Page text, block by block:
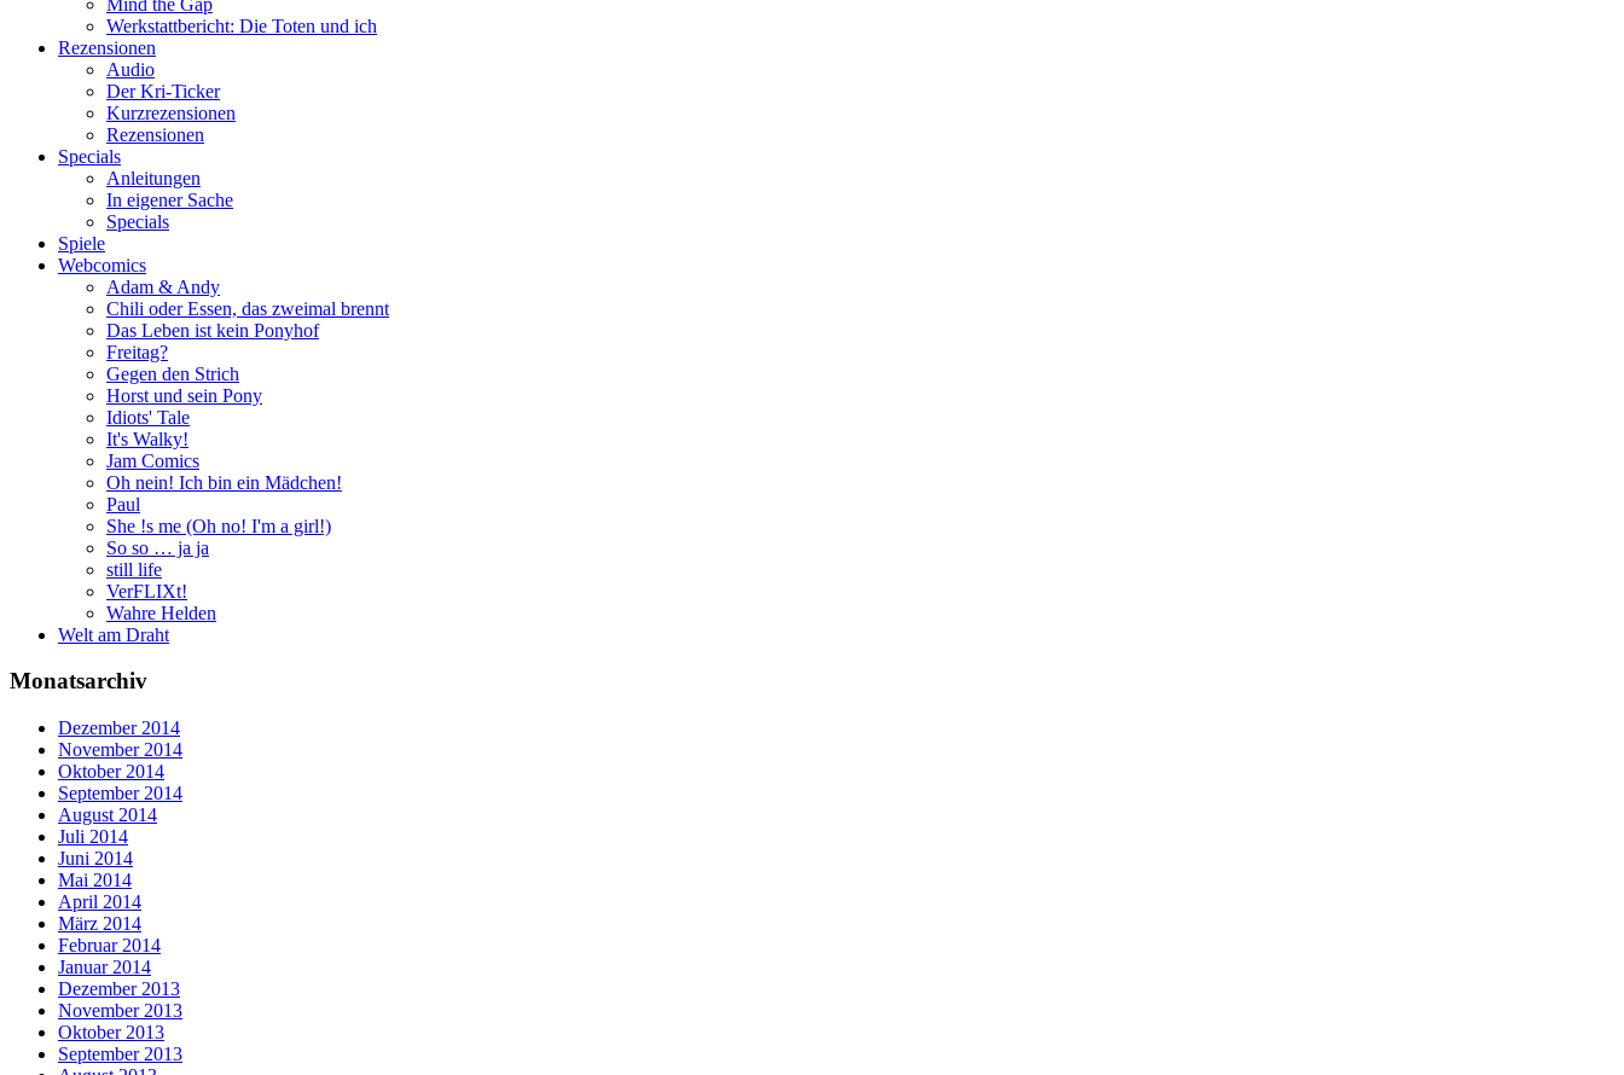
Werkstattbericht: Die Toten und ich
Rezensionen
Audio
Der Kri-Ticker
Kurzrezensionen
Rezensionen
Specials
Anleitungen
In eigener Sache
Specials
Spiele
Webcomics
Adam & Andy
Chili oder Essen, das zweimal brennt
Das Leben ist kein Ponyhof
Freitag?
Gegen den Strich
Horst und sein Pony
Idiots' Tale
It's Walky!
Jam Comics
Oh nein! Ich bin ein Mädchen!
Paul
She !s me (Oh no! I'm a girl!)
So so … ja ja
still life
VerFLIXt!
Wahre Helden
Welt am Draht
Monatsarchiv
Dezember 2014
November 2014
Oktober 2014
September 2014
August 2014
Juli 2014
Juni 2014
Mai 2014
April 2014
März 2014
Februar 2014
Januar 2014
Dezember 2013
November 2013
Oktober 2013
September 2013